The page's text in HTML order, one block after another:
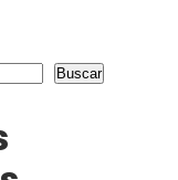
Buscar